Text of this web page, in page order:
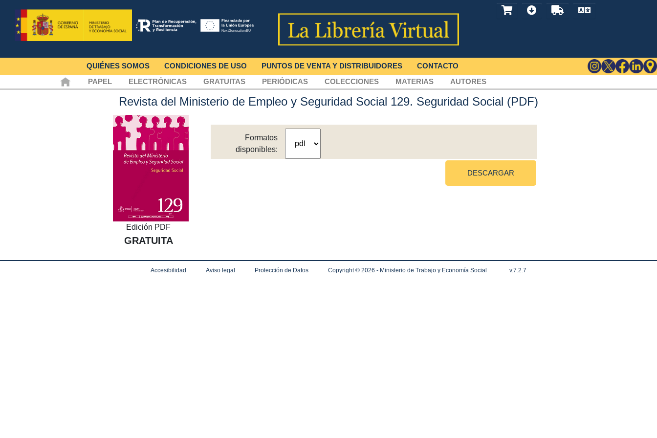
QUIÉNES SOMOS CONDICIONES DE USO PUNTOS DE VENTA Y DISTRIBUIDORES
CONTACTO
PAPEL
ELECTRÓNICAS GRATUITAS PERIÓDICAS COLECCIONES MATERIAS AUTORES
Revista del Ministerio de Empleo y Seguridad Social 129. Seguridad Social (PDF)
Edición PDF
GRATUITA
Formatos
disponibles:
DESCARGAR
Accesibilidad Aviso legal Protección de Datos Copyright © 2026 - Ministerio de Trabajo y Economía Social v.7.2.7